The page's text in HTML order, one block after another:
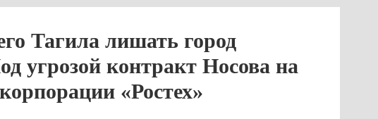
Тагила лишать город
угрозой контракт Носова на
«Ростех»